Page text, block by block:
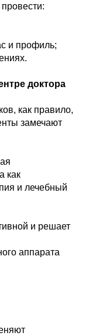
и профиль;
доктора
как правило,
замечают
как
и лечебный
и решает
аппарата